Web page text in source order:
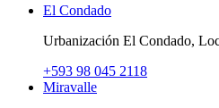
El Condado
Urbanización El Condado,
+593 98 045 2118
Miravalle